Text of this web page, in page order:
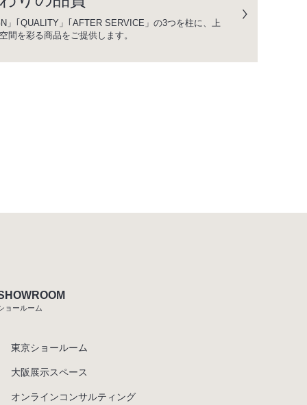
」｢QUALITY」｢AFTER SERVICE」の3つを柱に、上
間を彩る商品をご提供します。
ョールーム
東京ショールーム
大阪展示スペース
オンラインコンサルティング